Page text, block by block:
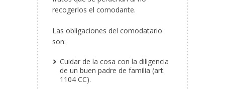
recogerlos el comodante.
Las obligaciones del comodatario
son:
Cuidar de la cosa con la diligencia
de un buen padre de familia (art.
1104 CC).